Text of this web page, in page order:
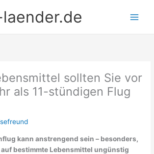
sollten Sie vor
als 11-stündigen Flug
kann anstrengend sein – besonders,
bestimmte Lebensmittel ungünstig